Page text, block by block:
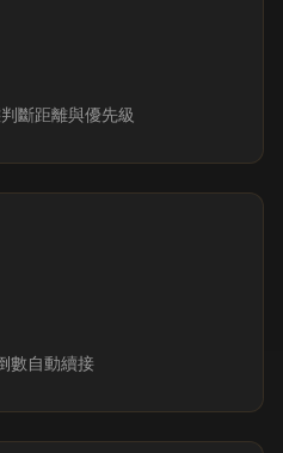
斷距離與優先級
數自動續接